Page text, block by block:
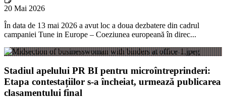
20 Mai 2026
În data de 13 mai 2026 a avut loc a doua dezbatere din cadrul
campaniei Tune in Europe – Coeziunea europeană în direc...
Stadiul apelului PR BI pentru microîntreprinderi:
Etapa contestațiilor s-a încheiat, urmează publicarea
clasamentului final